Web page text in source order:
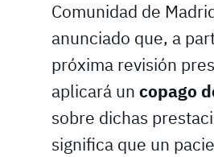
Comunidad de
anunciado que, a
próxima revisión
aplicará un copago
sobre dichas
significa que un